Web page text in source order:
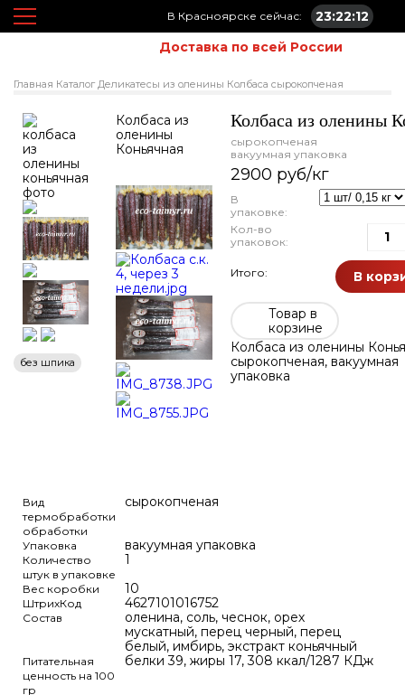
В Красноярске сейчас:
23:22:12
Доставка по всей России
Главная Каталог Деликатесы из оленины Колбаса сырокопченая
без шпика
Колбаса из
оленины
Коньячная
Колбаса из оленины
сырокопченая
вакуумная упаковка
2900 руб/кг
В
упаковке:
Кол-во
упаковок:
Итого: В
Товар в
корзине
Колбаса из оленины
сырокопченая, вакуумная
упаковка
Вид
термобработки
обработки
сырокопченая
Упаковка вакуумная упаковка
Количество
штук в упаковке
1
Вес коробки 10
ШтрихКод 4627101016752
Состав
оленина, соль, чеснок, орех
мускатный, перец черный, перец
белый, имбирь, экстракт коньячный
Питательная
ценность на 100
гр
белки 39, жиры 17, 308 ккал/1287 КДж